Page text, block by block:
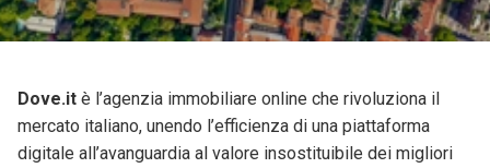
Dove.it è l’agenzia immobiliare online che rivoluziona il
mercato italiano, unendo l’efficienza di una piattaforma
digitale all’avanguardia al valore insostituibile dei migliori